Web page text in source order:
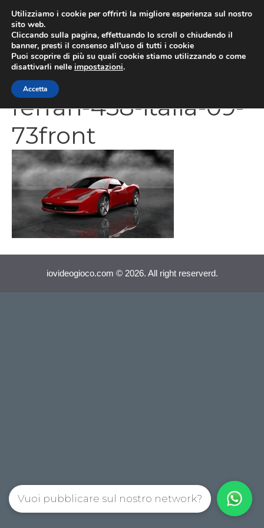
contenuto
1368636750-2594-
ferrari-458-italia-09-
73front
iovideogioco.com © 2026. All right reserverd.
Utilizziamo i cookie per offrirti la migliore esperienza sul nostro
sito web.
Cliccando sulla pagina, effettuando lo scroll o chiudendo il
banner, presti il consenso all’uso di tutti i cookie
Puoi scoprire di più su quali cookie stiamo utilizzando o come
disattivarli nelle impostazioni.
Accetta
Vuoi pubblicare sul nostro network?